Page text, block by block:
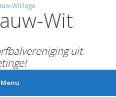
Wit
uit
Menu